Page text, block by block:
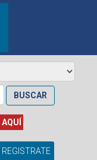
BUSCAR
AQUÍ
REGISTRATE